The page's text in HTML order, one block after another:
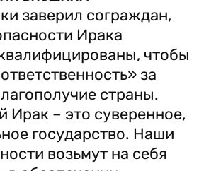
заверил сограждан,
Ирака
чтобы
за
страны.
Ирак – это суверенное,
государство. Наши
возьмут на себя